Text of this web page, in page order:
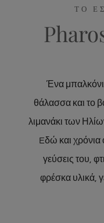
ΤΟ
Ένα
θάλασσα και το
λιμανάκι των
Eδώ και χρόνια
γεύσεις του,
φρέσκα υλικά,